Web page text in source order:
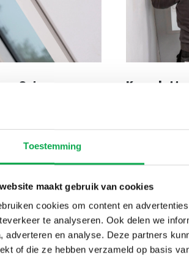
Toestemming
maakt gebruik van cookies
cookies om content en
te analyseren. Ook delen we
adverteren en analyse. Deze partners
of die ze hebben verzameld op basis
Ort
bereits mit einer
Anstrich auf der
Zusätzliche
und
vermeiden. So
schneller und besser
komplettes
mit der